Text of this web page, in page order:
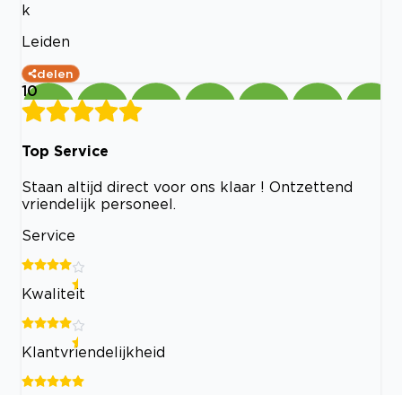
k
Leiden
delen
10
Top Service
Staan altijd direct voor ons klaar ! Ontzettend
vriendelijk personeel.
Service
Kwaliteit
Klantvriendelijkheid